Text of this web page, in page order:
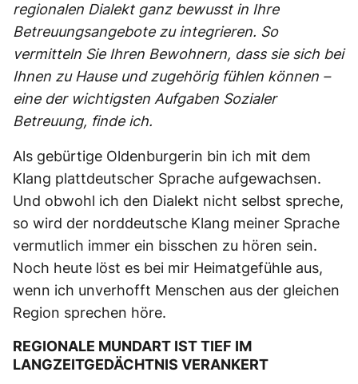
regionalen Dialekt ganz bewusst in Ihre
Betreuungsangebote zu integrieren. So
vermitteln Sie Ihren Bewohnern, dass sie sich bei
Ihnen zu Hause und zugehörig fühlen können –
eine der wichtigsten Aufgaben Sozialer
Betreuung, finde ich.
Als gebürtige Oldenburgerin bin ich mit dem
Klang plattdeutscher Sprache aufgewachsen.
Und obwohl ich den Dialekt nicht selbst spreche,
so wird der norddeutsche Klang meiner Sprache
vermutlich immer ein bisschen zu hören sein.
Noch heute löst es bei mir Heimatgefühle aus,
wenn ich unverhofft Menschen aus der gleichen
Region sprechen höre.
REGIONALE MUNDART IST TIEF IM
LANGZEITGEDÄCHTNIS VERANKERT